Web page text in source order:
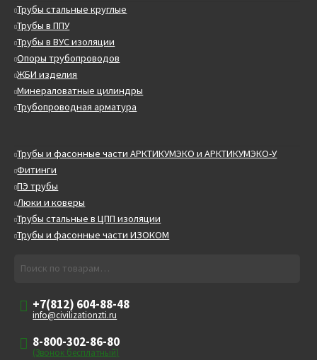
Трубы стальные круглые
Трубы в ППУ
Трубы в ВУС изоляции
Опоры трубопроводов
ЖБИ изделия
Минераловатные цилиндры
Трубопроводная арматура
Трубы и фасонные части АРКТИКУМЭКО и АРКТИКУМЭКО-У
Фитинги
ПЭ трубы
Люки и коверы
Трубы стальные в ЦПП изоляции
Трубы и фасонные части ИЗОКОМ
+7(812) 604-88-48
info@civilizationzti.ru
8-800-302-86-80
(Звонок бесплатный)